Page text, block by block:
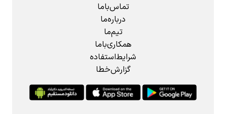
تماس‌باما
درباره‌ما
تیم‌ما
همکاری‌باما
شرایط‌استفاده
گزارش‌خطا